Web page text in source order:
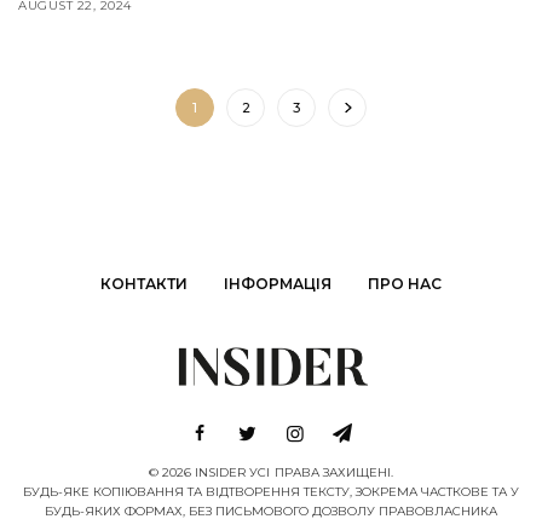
AUGUST 22, 2024
1 2 3
КОНТАКТИ ІНФОРМАЦІЯ ПРО НАС
© 2026 INSIDER УСІ ПРАВА ЗАХИЩЕНІ.
БУДЬ-ЯКЕ КОПІЮВАННЯ ТА ВІДТВОРЕННЯ ТЕКСТУ, ЗОКРЕМА ЧАСТКОВЕ ТА У
БУДЬ-ЯКИХ ФОРМАХ, БЕЗ ПИСЬМОВОГО ДОЗВОЛУ ПРАВОВЛАСНИКА